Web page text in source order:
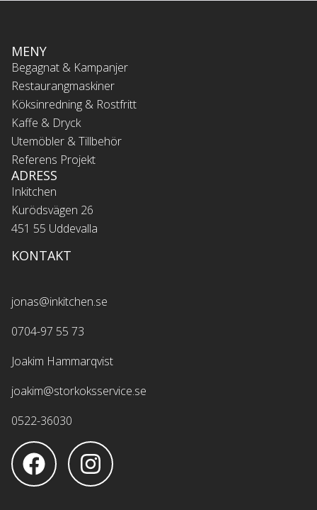
MENY
Begagnat & Kampanjer
Restaurangmaskiner
Köksinredning & Rostfritt
Kaffe & Dryck
Utemöbler & Tillbehör
Referens Projekt
ADRESS
Inkitchen
Kurödsvägen 26
451 55 Uddevalla
KONTAKT
jonas@inkitchen.se
0704-97 55 73
Joakim Hammarqvist
joakim@storkoksservice.se
0522-36030